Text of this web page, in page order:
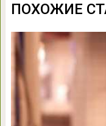
ПОХОЖИЕ